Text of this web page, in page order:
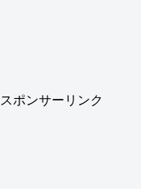
スポンサーリンク